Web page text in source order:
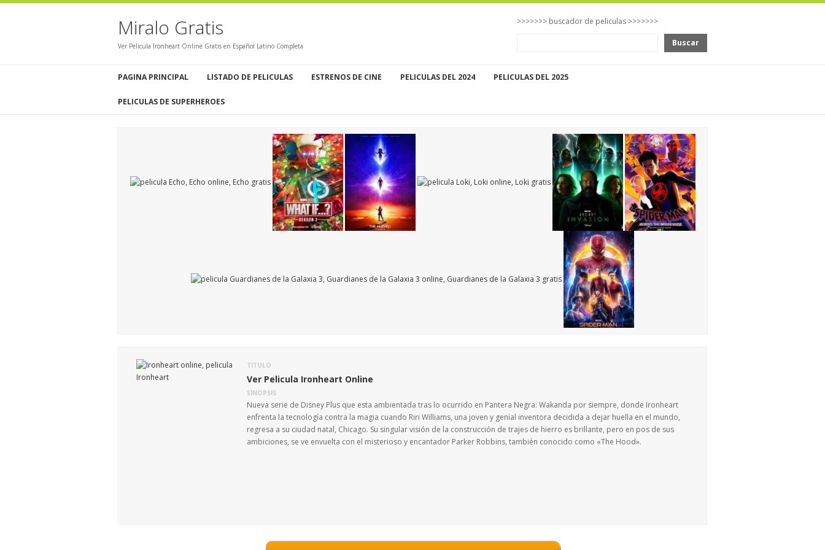
Miralo Gratis
Ver Pelicula Ironheart Online Gratis en Español Latino Completa
>>>>>>> buscador de peliculas >>>>>>>
Buscar
PAGINA PRINCIPAL LISTADO DE PELICULAS ESTRENOS DE CINE PELICULAS DEL 2024 PELICULAS DEL 2025
PELICULAS DE SUPERHEROES
TITULO
Ver Pelicula Ironheart Online
SINOPSIS
Nueva serie de Disney Plus que esta ambientada tras lo ocurrido en Pantera Negra: Wakanda por siempre, donde Ironheart
enfrenta la tecnología contra la magia cuando Riri Williams, una joven y genial inventora decidida a dejar huella en el mundo,
regresa a su ciudad natal, Chicago. Su singular visión de la construcción de trajes de hierro es brillante, pero en pos de sus
ambiciones, se ve envuelta con el misterioso y encantador Parker Robbins, también conocido como «The Hood».